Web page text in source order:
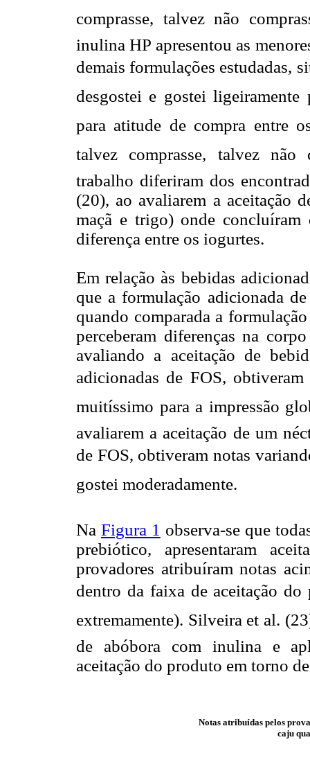
comprasse, talvez não
inulina HP apresentou as
demais formulações estudadas,
desgostei e gostei
para atitude de compra entre
talvez comprasse, talvez não
trabalho diferiram dos
(20), ao avaliarem a aceitação
maçã e trigo) onde concluíram
diferença entre os iogurtes.
Em relação às bebidas
que a formulação adicionada
quando comparada a
perceberam diferenças na
avaliando a aceitação de
adicionadas de FOS, obtiveram
muitíssimo para a impressão
avaliarem a aceitação de um
de FOS, obtiveram notas
gostei moderadamente.
Na Figura 1 observa-se que
prebiótico, apresentaram
provadores atribuíram notas
dentro da faixa de aceitação do
extremamente). Silveira et al.
de abóbora com inulina e
aceitação do produto em torno
Notas atribuídas pelos
caju